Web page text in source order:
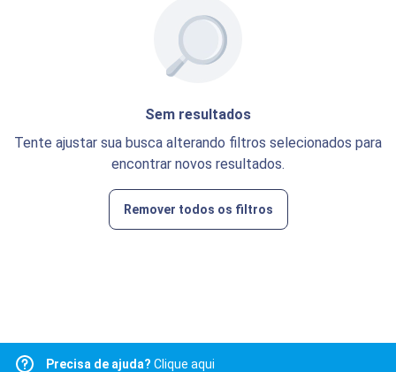
Sem resultados
Tente ajustar sua busca alterando filtros selecionados para
encontrar novos resultados.
Remover todos os filtros
Precisa de ajuda? Clique aqui